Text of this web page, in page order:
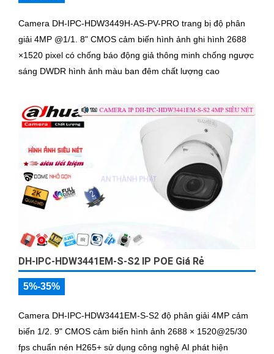
Camera DH-IPC-HDW3449H-AS-PV-PRO trang bị độ phân
giải 4MP @1/1. 8" CMOS cảm biến hình ảnh ghi hình 2688
×1520 pixel có chống báo động giả thông minh chống ngược
sáng DWDR hình ảnh màu ban đêm chất lượng cao
DH-IPC-HDW3441EM-S-S2 IP POE Giá Rẻ
5%-35%
Camera DH-IPC-HDW3441EM-S-S2 độ phân giải 4MP cảm
biến 1/2. 9" CMOS cảm biến hình ảnh 2688 × 1520@25/30
fps chuẩn nén H265+ sử dụng công nghệ AI phát hiện